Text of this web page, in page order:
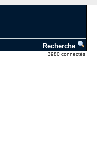
Recherche
3980 connectés